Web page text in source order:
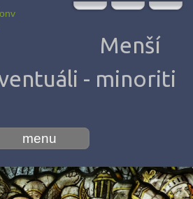
Menší
- minoriti
menu